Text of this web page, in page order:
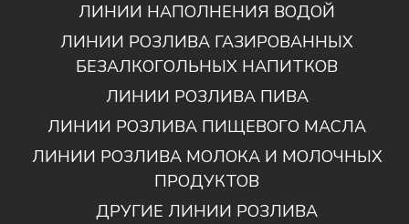
ЛИНИИ НАПОЛНЕНИЯ ВОДОЙ
ЛИНИИ РОЗЛИВА ГАЗИРОВАННЫХ
БЕЗАЛКОГОЛЬНЫХ НАПИТКОВ
ЛИНИИ РОЗЛИВА ПИВА
ЛИНИИ РОЗЛИВА ПИЩЕВОГО МАСЛА
ЛИНИИ РОЗЛИВА МОЛОКА И МОЛОЧНЫХ
ПРОДУКТОВ
ДРУГИЕ ЛИНИИ РОЗЛИВА